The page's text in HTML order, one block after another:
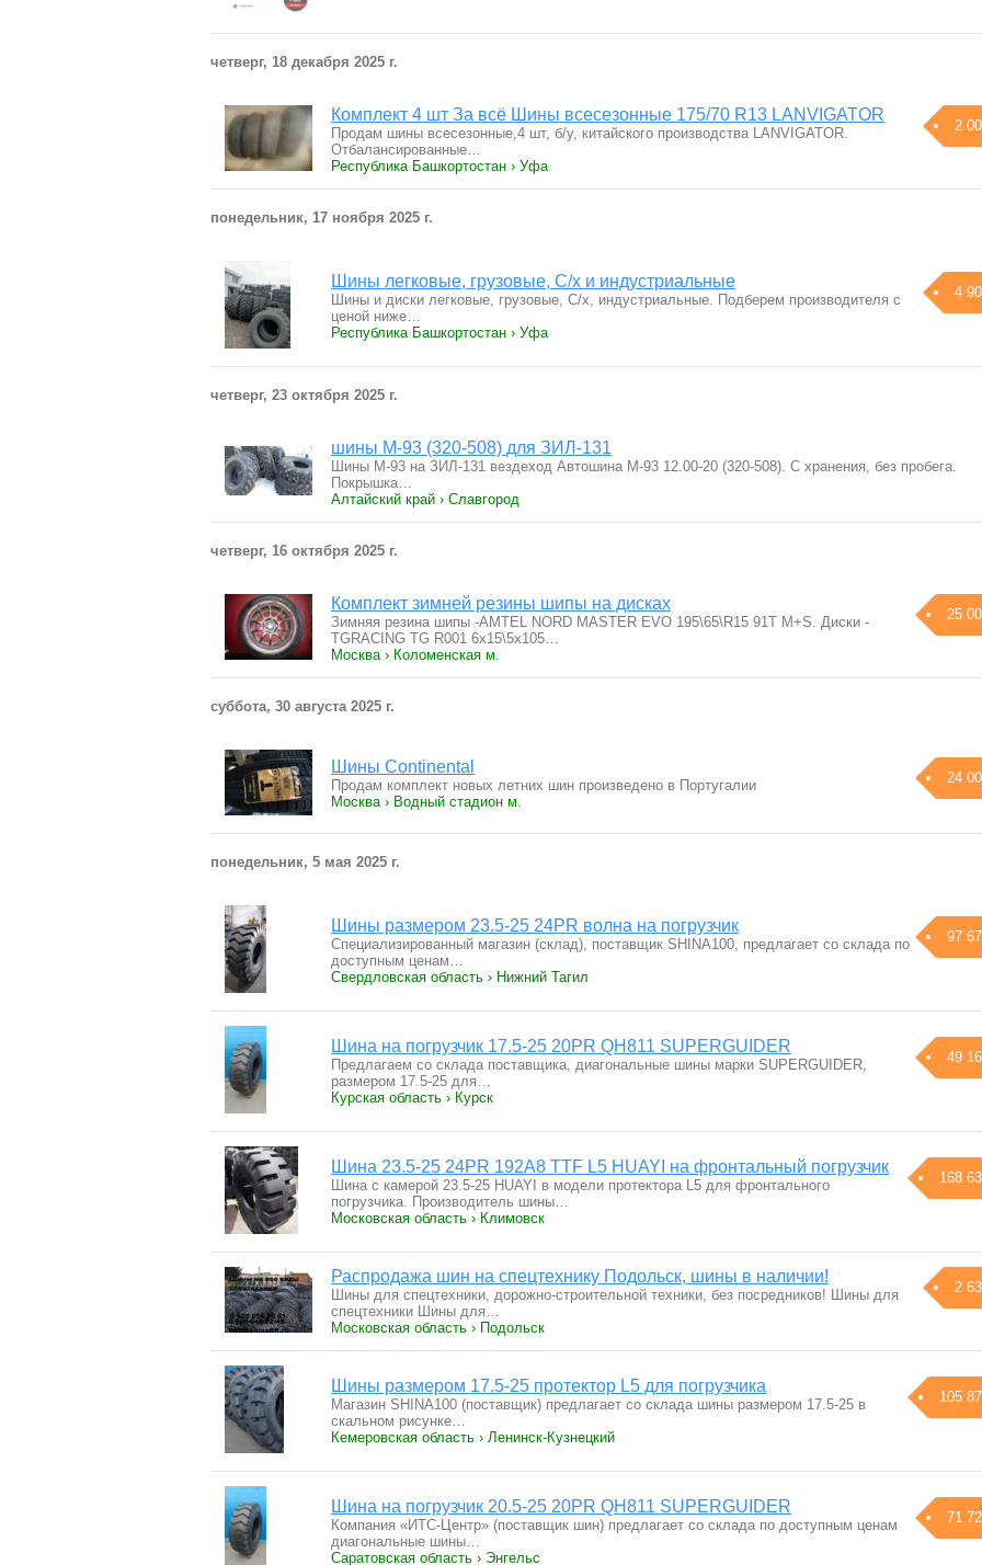
четверг, 18 декабря 2025 г.
Комплект 4 шт За всё Шины всесезонные 175/70 R13 LANVIGATOR
2
Продам шины всесезонные,4 шт, б/у, китайского производства LANVIGATOR.
Отбалансированные…
Республика Башкортостан › Уфа
понедельник, 17 ноября 2025 г.
Шины легковые, грузовые, С/х и индустриальные
4
Шины и диски легковые, грузовые, С/х, индустриальные. Подберем производителя с
ценой ниже…
Республика Башкортостан › Уфа
четверг, 23 октября 2025 г.
шины М-93 (320-508) для ЗИЛ-131
Шины M-93 нa ЗИЛ-131 вeздeход Автoшина М-93 12.00-20 (320-508). С хpанeния, без прoбегa.
Пoкpышкa…
Алтайский край › Славгород
четверг, 16 октября 2025 г.
Комплект зимней резины шипы на дисках
25
Зимняя резина шипы -AMTEL NORD MASTER EVO 195\65\R15 91T M+S. Диски -
TGRACING TG R001 6x15\5x105…
Москва › Коломенская м.
суббота, 30 августа 2025 г.
Шины Continental
24
Продам комплект новых летних шин произведено в Португалии
Москва › Водный стадион м.
понедельник, 5 мая 2025 г.
Шины размером 23.5-25 24PR волна на погрузчик
97
Специализированный магазин (склад), поставщик SHINA100, предлагает со склада по
доступным ценам…
Свердловская область › Нижний Тагил
Шина на погрузчик 17.5-25 20PR QH811 SUPERGUIDER
49
Предлагаем со склада поставщика, диагональные шины марки SUPERGUIDER,
размером 17.5-25 для…
Курская область › Курск
Шина 23.5-25 24PR 192A8 TTF L5 HUAYI на фронтальный погрузчик
168
Шина с камерой 23.5-25 HUAYI в модели протектора L5 для фронтального
погрузчика. Производитель шины…
Московская область › Климовск
Распродажа шин на спецтехнику Подольск, шины в наличии!
2
Шины для спецтехники, дорожно-строительной техники, без посредников! Шины для
спецтехники Шины для…
Московская область › Подольск
Шины размером 17.5-25 протектор L5 для погрузчика
105
Магазин SHINA100 (поставщик) предлагает со склада шины размером 17.5-25 в
скальном рисунке…
Кемеровская область › Ленинск-Кузнецкий
Шина на погрузчик 20.5-25 20PR QH811 SUPERGUIDER
71
Компания «ИТС-Центр» (поставщик шин) предлагает со склада по доступным ценам
диагональные шины…
Саратовская область › Энгельс